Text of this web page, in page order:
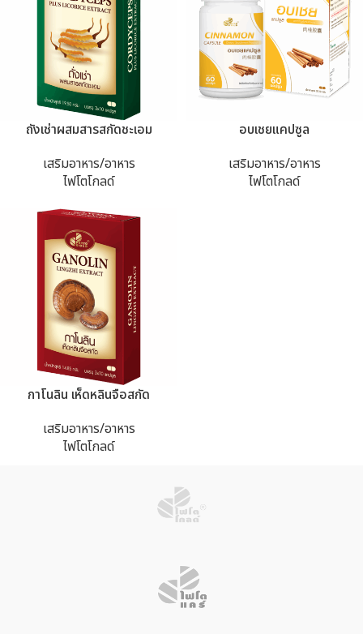
ถังเช่าผสมสารสกัดชะเอม
เสริมอาหาร/อาหาร
ไฟโตโกลด์
อบเชยแคปซูล
เสริมอาหาร/อาหาร
ไฟโตโกลด์
กาโนลิน เห็ดหลินจือสกัด
เสริมอาหาร/อาหาร
ไฟโตโกลด์